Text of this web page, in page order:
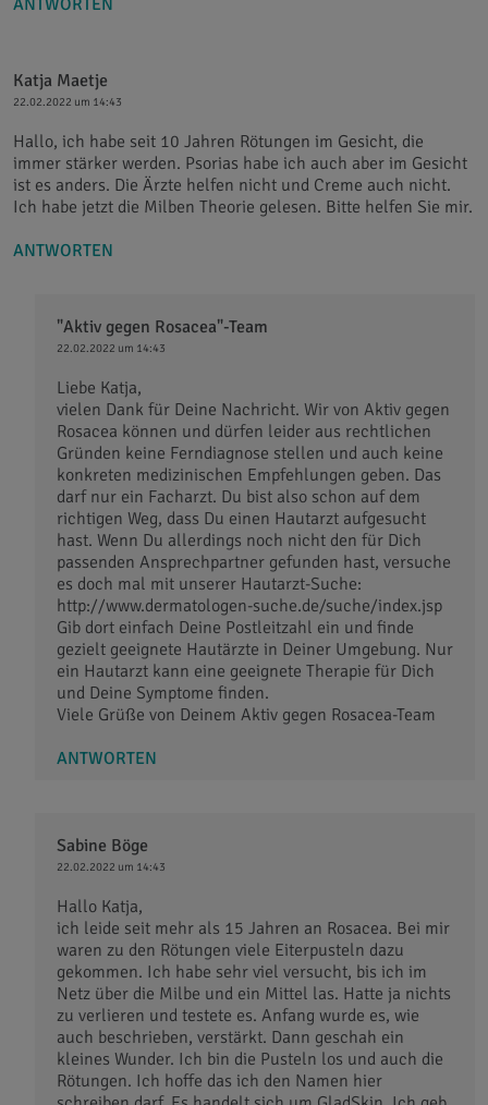
ANTWORTEN
Katja Maetje
22.02.2022 um 14:43
Hallo, ich habe seit 10 Jahren Rötungen im Gesicht, die
immer stärker werden. Psorias habe ich auch aber im Gesicht
ist es anders. Die Ärzte helfen nicht und Creme auch nicht.
Ich habe jetzt die Milben Theorie gelesen. Bitte helfen Sie mir.
ANTWORTEN
"Aktiv gegen Rosacea"-Team
22.02.2022 um 14:43
Liebe Katja,
vielen Dank für Deine Nachricht. Wir von Aktiv gegen
Rosacea können und dürfen leider aus rechtlichen
Gründen keine Ferndiagnose stellen und auch keine
konkreten medizinischen Empfehlungen geben. Das
darf nur ein Facharzt. Du bist also schon auf dem
richtigen Weg, dass Du einen Hautarzt aufgesucht
hast. Wenn Du allerdings noch nicht den für Dich
passenden Ansprechpartner gefunden hast, versuche
es doch mal mit unserer Hautarzt-Suche:
http://www.dermatologen-suche.de/suche/index.jsp
Gib dort einfach Deine Postleitzahl ein und finde
gezielt geeignete Hautärzte in Deiner Umgebung. Nur
ein Hautarzt kann eine geeignete Therapie für Dich
und Deine Symptome finden.
Viele Grüße von Deinem Aktiv gegen Rosacea-Team
ANTWORTEN
Sabine Böge
22.02.2022 um 14:43
Hallo Katja,
ich leide seit mehr als 15 Jahren an Rosacea. Bei mir
waren zu den Rötungen viele Eiterpusteln dazu
gekommen. Ich habe sehr viel versucht, bis ich im
Netz über die Milbe und ein Mittel las. Hatte ja nichts
zu verlieren und testete es. Anfang wurde es, wie
auch beschrieben, verstärkt. Dann geschah ein
kleines Wunder. Ich bin die Pusteln los und auch die
Rötungen. Ich hoffe das ich den Namen hier